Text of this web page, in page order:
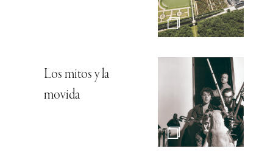
Los mitos y la
movida